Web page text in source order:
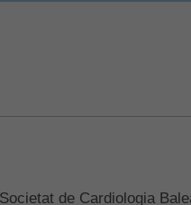
de Cardiologia